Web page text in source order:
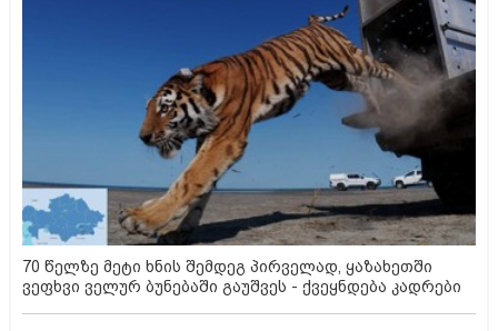
70 წელზე მეტი ხნის შემდეგ პირველად, ყაზახეთში
ვეფხვი ველურ ბუნებაში გაუშვეს - ქვეყნდება კადრები